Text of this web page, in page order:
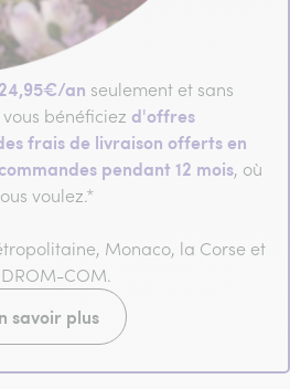
24,95€/an seulement et sans
bénéficiez d'offres
frais de livraison offerts en
pendant 12 mois, où
voulez.*
Monaco, la Corse et
COM.
savoir plus